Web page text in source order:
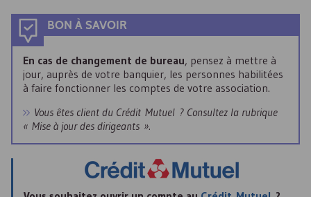
BON À SAVOIR
En cas de changement de bureau, pensez à mettre à
jour, auprès de votre banquier, les personnes habilitées
à faire fonctionner les comptes de votre association.
Vous êtes client du Crédit Mutuel ? Consultez la rubrique
« Mise à jour des dirigeants ».